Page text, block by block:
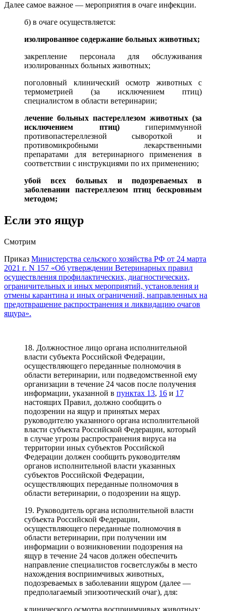
Далее самое важное — мероприятия в очаге инфекции.
б) в очаге осуществляется:
изолированное содержание больных животных;
закрепление персонала для обслуживания
изолированных больных животных;
поголовный клинический осмотр животных с
термометрией (за исключением птиц)
специалистом в области ветеринарии;
лечение больных пастереллезом животных (за
исключением птиц)гипериммунной
противопастереллезной сывороткой и
противомикробными лекарственными
препаратами для ветеринарного применения в
соответствии с инструкциями по их применению;
убой всех больных и подозреваемых в
заболевании пастереллезом птиц бескровным
методом;
Если это ящур
Смотрим
Приказ Министерства сельского хозяйства РФ от 24 марта
2021 г. N 157 «Об утверждении Ветеринарных правил
осуществления профилактических, диагностических,
ограничительных и иных мероприятий, установления и
отмены карантина и иных ограничений, направленных на
предотвращение распространения и ликвидацию очагов
ящура».
18. Должностное лицо органа исполнительной
власти субъекта Российской Федерации,
осуществляющего переданные полномочия в
области ветеринарии, или подведомственной ему
организации в течение 24 часов после получения
информации, указанной в пунктах 13, 16 и 17
настоящих Правил, должно сообщить о
подозрении на ящур и принятых мерах
руководителю указанного органа исполнительной
власти субъекта Российской Федерации, который
в случае угрозы распространения вируса на
территории иных субъектов Российской
Федерации должен сообщить руководителям
органов исполнительной власти указанных
субъектов Российской Федерации,
осуществляющих переданные полномочия в
области ветеринарии, о подозрении на ящур.
19. Руководитель органа исполнительной власти
субъекта Российской Федерации,
осуществляющего переданные полномочия в
области ветеринарии, при получении им
информации о возникновении подозрения на
ящур в течение 24 часов должен обеспечить
направление специалистов госветслужбы в место
нахождения восприимчивых животных,
подозреваемых в заболевании ящуром (далее —
предполагаемый эпизоотический очаг), для:
клинического осмотра восприимчивых животных;